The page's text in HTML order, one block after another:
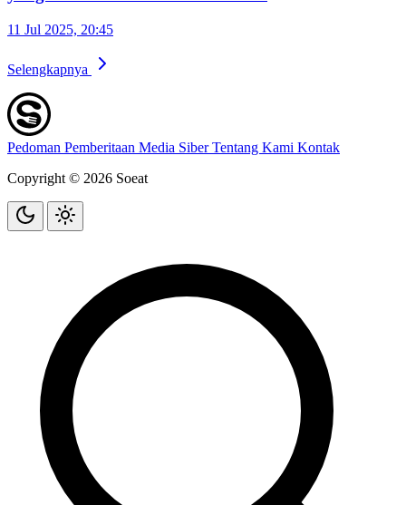
11 Jul 2025, 20:45
Selengkapnya
Pedoman Pemberitaan Media SiberTentang Kami Kontak
Copyright © 2026 Soeat